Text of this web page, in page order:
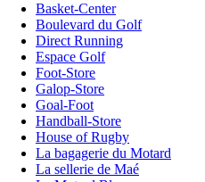
Basket-Center
Boulevard du Golf
Direct Running
Espace Golf
Foot-Store
Galop-Store
Goal-Foot
Handball-Store
House of Rugby
La bagagerie du Motard
La sellerie de Maé